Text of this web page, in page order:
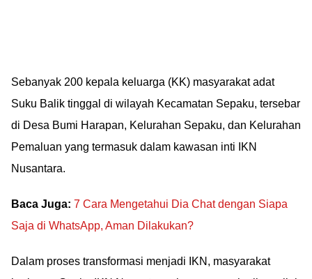
Sebanyak 200 kepala keluarga (KK) masyarakat adat
Suku Balik tinggal di wilayah Kecamatan Sepaku, tersebar
di Desa Bumi Harapan, Kelurahan Sepaku, dan Kelurahan
Pemaluan yang termasuk dalam kawasan inti IKN
Nusantara.
Baca Juga: 7 Cara Mengetahui Dia Chat dengan Siapa
Saja di WhatsApp, Aman Dilakukan?
Dalam proses transformasi menjadi IKN, masyarakat